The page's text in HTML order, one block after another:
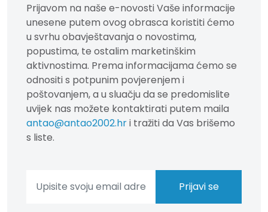
Prijavom na naše e-novosti Vaše informacije
unesene putem ovog obrasca koristiti ćemo
u svrhu obavještavanja o novostima,
popustima, te ostalim marketinškim
aktivnostima. Prema informacijama ćemo se
odnositi s potpunim povjerenjem i
poštovanjem, a u sluačju da se predomislite
uvijek nas možete kontaktirati putem maila
antao@antao2002.hri tražiti da Vas brišemo
s liste.